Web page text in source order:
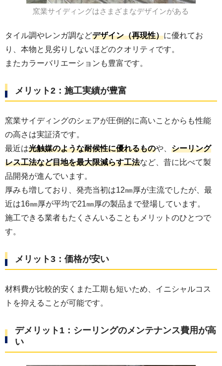
窯業サイディングはさまざまなデザインがある
タイル調やレンガ調などデザイン（再現性）に優れてお
り、本物と見劣りしないほどのクオリティです。
またカラーバリエーションも豊富です。
メリット2：施工実績が豊富
窯業サイディングのシェアが圧倒的に高いことからも性能
の高さは実証済です。
最近は光触媒のような耐候性に優れるものや、 シーリング
レス工法など目地を最大限減らす工法など、昔に比べて製
品開発が進んでいます。
厚みも増しており、発売当初は12㎜厚が主流でしたが、最
近は16㎜厚が平均で21㎜厚の製品まで登場しています。
施工できる業者もたくさんいることもメリットのひとつで
す。
メリット3：価格が安い
材料費が比較的安くまた工期も短いため、イニシャルコス
トを抑えることが可能です。
デメリット1：シーリングのメンテナンス費用が高
い